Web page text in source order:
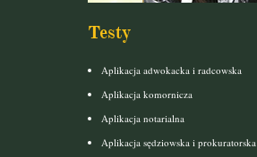
Testy
Aplikacja adwokacka i radcowska
Aplikacja komornicza
Aplikacja notarialna
Aplikacja sędziowska i prokuratorska